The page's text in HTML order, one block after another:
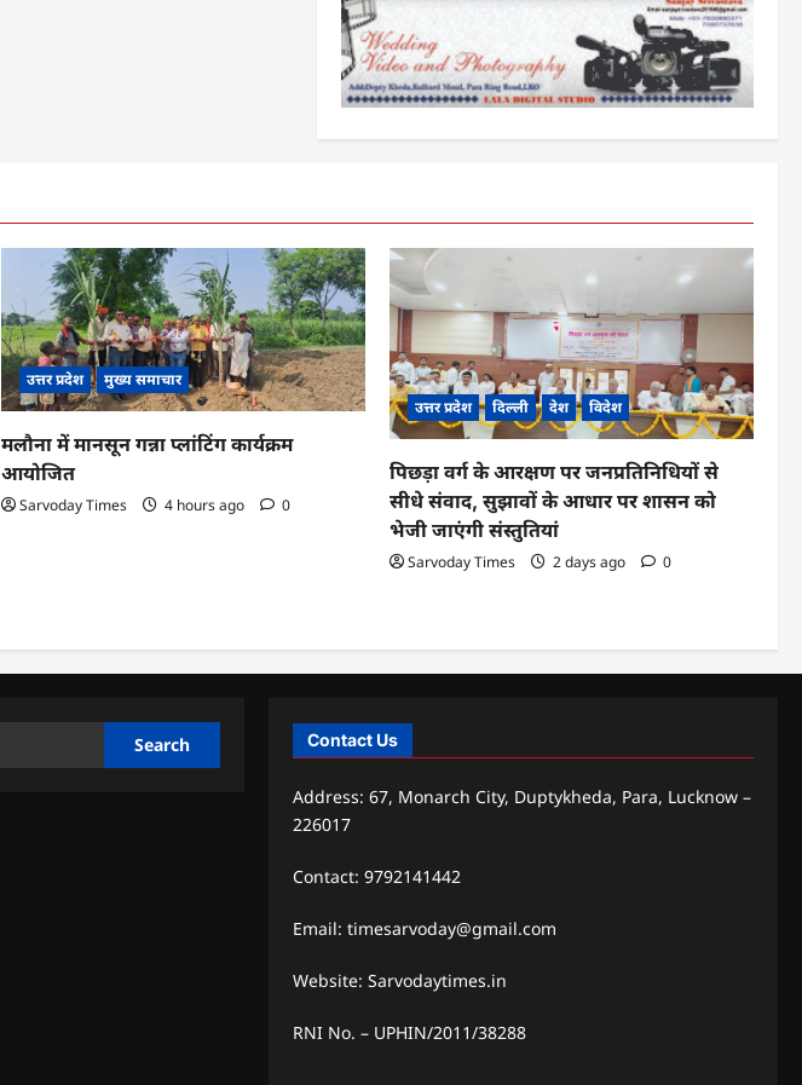
उत्तर प्रदेश मुख्य समाचार
मलौना में मानसून गन्ना प्लांटिंग कार्यक्रम
आयोजित
Sarvoday Times 4 hours ago 0
उत्तर प्रदेश दिल्ली देश विदेश
पिछड़ा वर्ग के आरक्षण पर जनप्रतिनिधियों से
सीधे संवाद, सुझावों के आधार पर शासन को
भेजी जाएंगी संस्तुतियां
Sarvoday Times 2 days ago 0
Contact Us
Address: 67, Monarch City, Duptykheda, Para, Lucknow –
226017
Contact: 9792141442
Email: timesarvoday@gmail.com
Website: Sarvodaytimes.in
RNI No. – UPHIN/2011/38288